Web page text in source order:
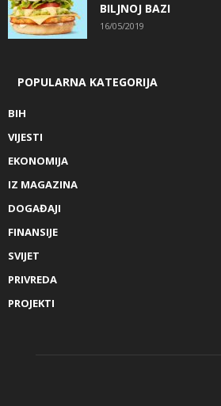
BILJNOJ BAZI
16/05/2019
POPULARNA KATEGORIJA
BIH
VIJESTI
EKONOMIJA
IZ MAGAZINA
DOGAĐAJI
FINANSIJE
SVIJET
PRIVREDA
PROJEKTI